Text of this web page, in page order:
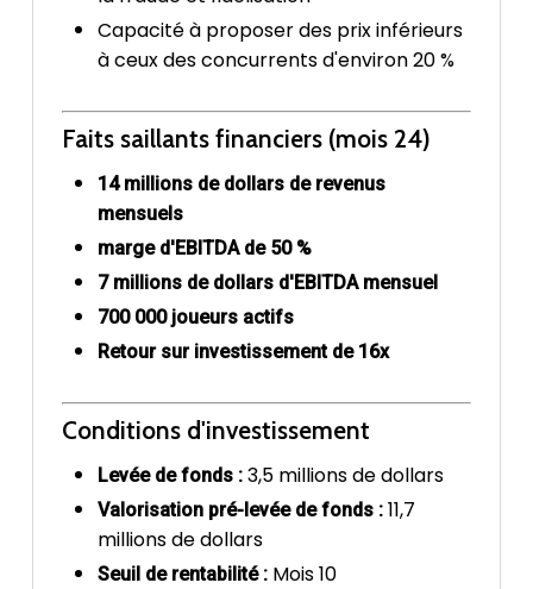
Capacité à proposer des prix inférieurs
à ceux des concurrents d'environ 20 %
Faits saillants financiers (mois 24)
14 millions de dollars de revenus
mensuels
marge d'EBITDA de 50 %
7 millions de dollars d'EBITDA mensuel
700 000 joueurs actifs
Retour sur investissement de 16x
Conditions d'investissement
Levée de fonds :3,5 millions de dollars
Valorisation pré-levée de fonds :11,7
millions de dollars
Seuil de rentabilité :Mois 10